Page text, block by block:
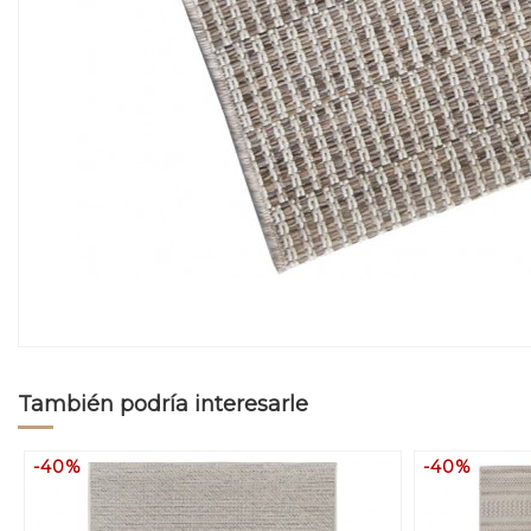
También podría interesarle
-40% -40%